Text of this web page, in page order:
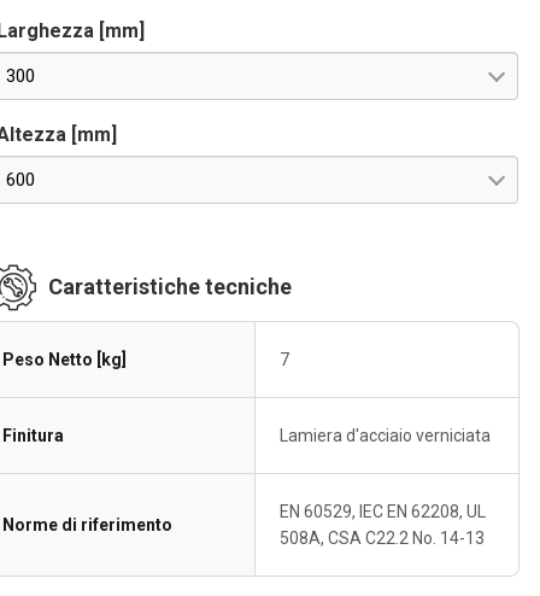
[mm]
300
[mm]
600
Caratteristiche tecniche
Peso Netto [kg] 7
Finitura Lamiera d'acciaio verniciata
Norme di riferimento
EN 60529, IEC EN 62208, UL
508A, CSA C22.2 No. 14-13